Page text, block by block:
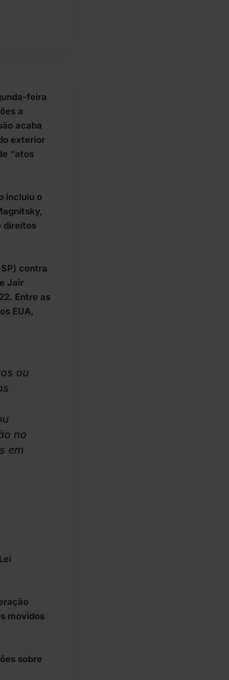
feira
a
acaba
exterior
“atos
incluiu o
direitos
contra
Jair
Entre as
EUA,
ou
no
em
movidos
sobre